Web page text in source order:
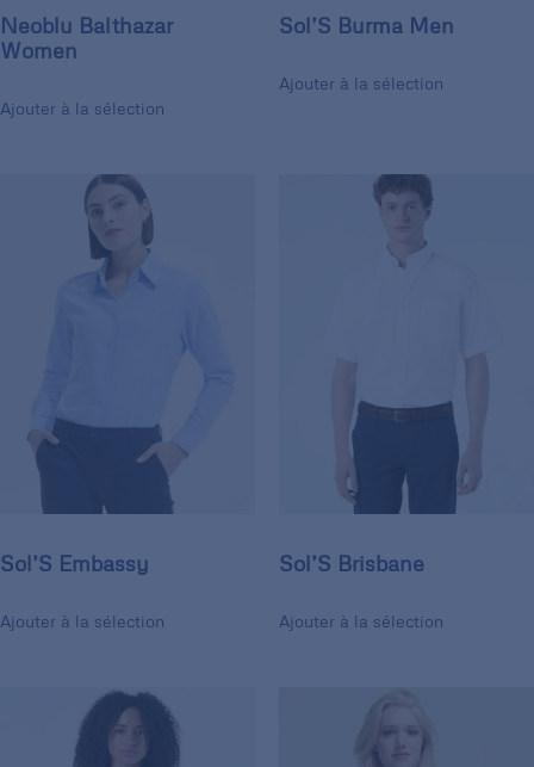
Neoblu Balthazar
Women
Ajouter à la sélection
Sol’S Burma Men
Ajouter à la sélection
Sol’S Embassy
Ajouter à la sélection
Sol’S Brisbane
Ajouter à la sélection